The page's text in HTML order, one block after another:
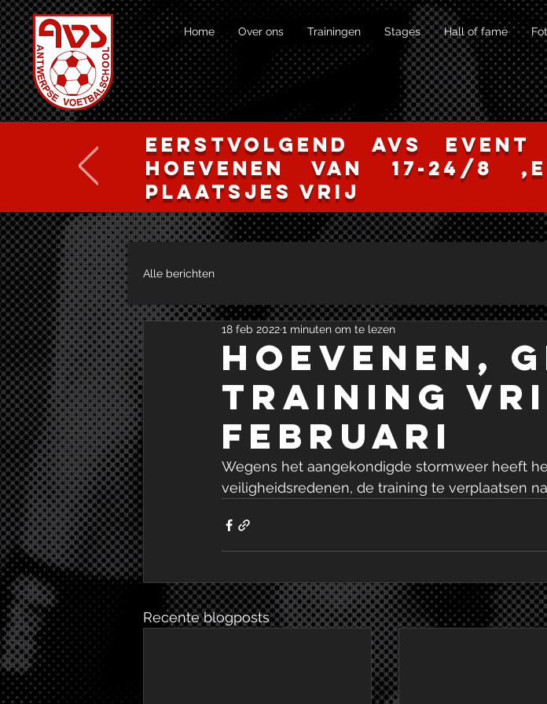
Home Over ons Trainingen Stages Hall of fame
Eerstvolgend AVS
Hoevenen van 17-24/
plaatsjes vrij
Alle berichten
HOEVENEN,
TRAINING
FEBRUARI
18 feb 20221 minuten om te lezen
Wegens het aangekondigde stormweer heeft
veiligheidsredenen, de training te verplaatsen
Recente blogposts